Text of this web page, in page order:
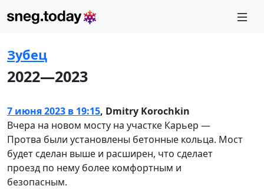
Зубец
2022—2023
7 июня 2023 в 19:15, Dmitry Korochkin
Вчера на новом мосту на участке Карьер —
Протва были установлены бетонные кольца. Мост
будет сделан выше и расширен, что сделает
проезд по нему более комфортным и
безопасным.